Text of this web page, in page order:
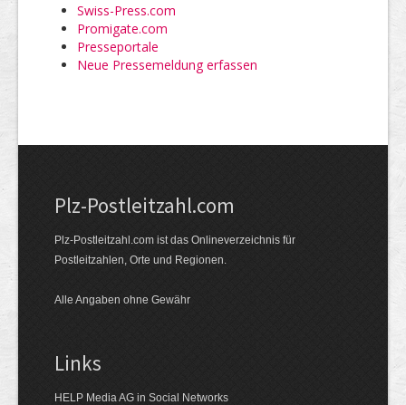
Swiss-Press.com
Promigate.com
Presseportale
Neue Pressemeldung erfassen
Plz-Postleitzahl.com
Plz-Postleitzahl.com ist das Onlineverzeichnis für
Postleitzahlen, Orte und Regionen.
Alle Angaben ohne Gewähr
Links
HELP Media AG in Social Networks